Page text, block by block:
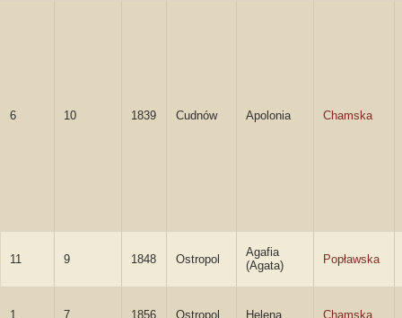
6 10 1839 Cudnów Apolonia Chamska
11 9 1848 Ostropol
Agafia
(Agata)
Popławska
1 7 1856 Ostropol Helena Chamska